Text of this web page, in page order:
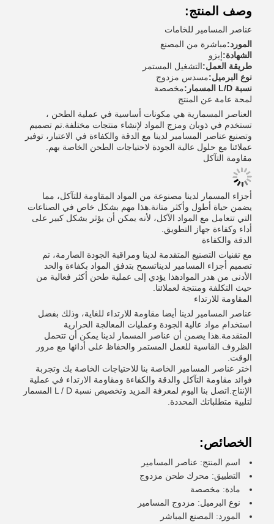
وصف المنتج:
عناصر المسامير للخامات
المورد:مباشرة من المصنع
الشهادة:إيزو
طريقة العمل:التشغيل المستمر
نوع البرميل:مسدس مزدوج
نسبة L/D المسمار:
مخصصة
لمحة عامة عن المنتج
العناصر المسمارية هي مكونات أساسية في عملية الطحن ،
تستخدم في ذوبان ومزج المواد لإنشاء منتجات مختلفة.تم تصميم
وتصنيع عناصر المسامير لدينا مع الدقة والكفاءة في الاعتبار، توفير
عملائنا مع حلول عالية الجودة لاحتياجات الطحن الخاصة بهم.
مقاومة التآكل
أجزاء المسمار لدينا مصنوعة من المواد المقاومة للتآكل، مما
يضمن حياة أطول وأكثر متانة.هذا مهم بشكل خاص في الصناعات
التي تتعامل مع المواد الآكل، لأنه يمكن أن يؤثر بشكل كبير على
أداء وكفاءة جهاز التطويق.
الدقة والكفاءة
مع تقنيات التصنيع المتقدمة لدينا ومراقبة الجودة الصارمة، تم
تصميم أجزاء المسامير لديناتسمح بتدفق المواد بكفاءة والحد
الأدنى من هدر الموادهذا يؤدي إلى عملية طحن أكثر فعالية من
حيث التكلفة ومنتجة لعملائنا.
المقاومة للارتداء
عناصر المسامير لدينا أيضا مقاومة للارتداء للغاية، وذلك بفضل
استخدام مواد عالية الجودة وعمليات المعالجة الحرارية
المتقدمة.هذا يضمن أن عناصر المسمار لدينا يمكن أن تتحمل
الظروف القاسية للعمل المستمر والحفاظ على أدائها مع مرور
الوقت.
اختر عناصر المسامير الخاصة بنا للاحتياجات الخاصة بك وتجربة
فوائد مقاومة التآكل والدقة والكفاءة ومقاومة الارتداء في عملية
الإنتاج.اتصل بنا اليوم لمعرفة المزيد وتخصيص نسبة L / D المسمار
لتلبية متطلباتك المحددة.
الخصائص:
اسم المنتج: عناصر المسامير
التطبيق: محرك طحن مزدوج
مادة: مخصصة
نوع البرميل: مزدوج المسامير
المورد: المصنع المباشر